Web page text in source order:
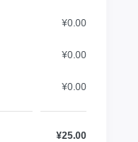
¥0.00
¥0.00
¥0.00
¥25.00